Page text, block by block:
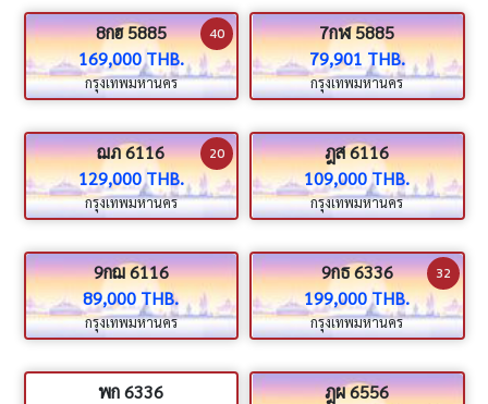
8กฮ 5885
169,000 THB.
กรุงเทพมหานคร
40
7กฬ 5885
79,901 THB.
กรุงเทพมหานคร
ฌภ 6116
129,000 THB.
กรุงเทพมหานคร
20
ฎส 6116
109,000 THB.
กรุงเทพมหานคร
9กฌ 6116
89,000 THB.
กรุงเทพมหานคร
9กธ 6336
199,000 THB.
กรุงเทพมหานคร
32
พก 6336
ฎผ 6556